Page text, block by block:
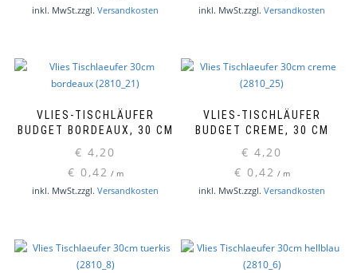
inkl. MwSt.zzgl. Versandkosten inkl. MwSt.zzgl. Versandkosten
VLIES-TISCHLÄUFER
BUDGET BORDEAUX, 30 CM
€ 4,20
€ 0,42 / m
inkl. MwSt.zzgl. Versandkosten
VLIES-TISCHLÄUFER
BUDGET CREME, 30 CM
€ 4,20
€ 0,42 / m
inkl. MwSt.zzgl. Versandkosten